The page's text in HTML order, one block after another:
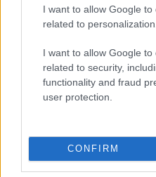
I want to allow Google to
related to personalization.
I want to allow Google to
related to security,
functionality and fraud
user protection.
CONFIRM
Agenda sostenibile:
settimana